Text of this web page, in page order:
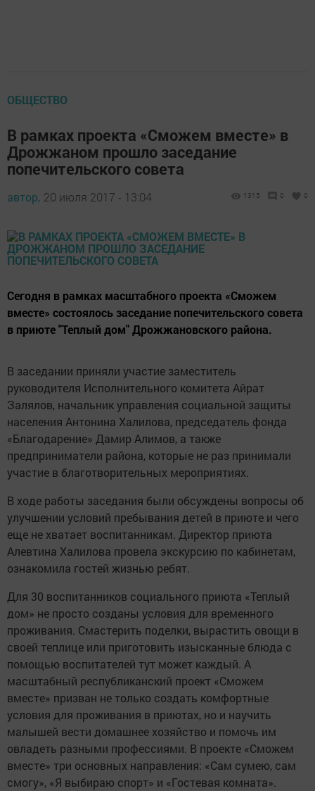
ОБЩЕСТВО
В рамках проекта «Сможем вместе» в
Дрожжаном прошло заседание
попечительского совета
автор, 20 июля 2017 - 13:04 1315 0 0
Сегодня в рамках масштабного проекта «Сможем
вместе» состоялось заседание попечительского совета
в приюте "Теплый дом" Дрожжановского района.
В заседании приняли участие заместитель
руководителя Исполнительного комитета Айрат
Залялов, начальник управления социальной защиты
населения Антонина Халилова, председатель фонда
«Благодарение» Дамир Алимов, а также
предприниматели района, которые не раз принимали
участие в благотворительных мероприятиях.
В ходе работы заседания были обсуждены вопросы об
улучшении условий пребывания детей в приюте и чего
еще не хватает воспитанникам. Директор приюта
Алевтина Халилова провела экскурсию по кабинетам,
ознакомила гостей жизнью ребят.
Для 30 воспитанников социального приюта «Теплый
дом» не просто созданы условия для временного
проживания. Смастерить поделки, вырастить овощи в
своей теплице или приготовить изысканные блюда с
помощью воспитателей тут может каждый. А
масштабный республиканский проект «Сможем
вместе» призван не только создать комфортные
условия для проживания в приютах, но и научить
малышей вести домашнее хозяйство и помочь им
овладеть разными профессиями. В проекте «Сможем
вместе» три основных направления: «Сам сумею, сам
смогу», «Я выбираю спорт» и «Гостевая комната».